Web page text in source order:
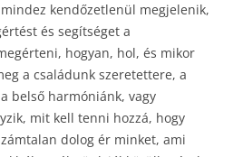
kendőzetlenül megjelenik,
és segítséget a
hogyan, hol, és mikor
a családunk szeretettere, a
belső harmóniánk, vagy
mit kell tenni hozzá, hogy
dolog ér minket, ami